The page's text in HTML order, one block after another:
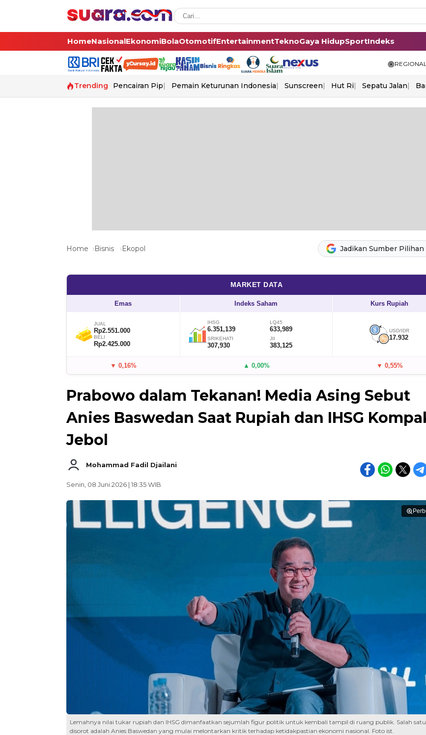
HomeNasionalEkonomiBolaOtomotifEntertainmentTeknoGaya HidupSportIndeks
Trending Pencairan Pip Pemain Keturunan Indonesia Sunscreen Hut Ri Sepatu Jalan
Home Bisnis Ekopol Jadikan Sumber Pilihan
MARKET DATA
Emas Indeks Saham Kurs Rupiah
JUAL
Rp2.551.000
BELI
Rp2.425.000
IHSG
6.351,139
LQ45
633,989
SRIKEHATI
307,930
JII
383,125
USD/IDR
17.932
▼ 0,16% ▲ 0,00% ▼ 0,55%
Prabowo dalam Tekanan! Media Asing Sebut
Anies Baswedan Saat Rupiah dan IHSG
Jebol
Mohammad Fadil Djailani
Senin, 08 Juni 2026 | 18:35 WIB
Lemahnya nilai tukar rupiah dan IHSG dimanfaatkan sejumlah figur politik untuk kembali tampil di ruang publik. Salah
disorot adalah Anies Baswedan yang mulai melontarkan kritik terhadap ketidakpastian ekonomi nasional. Foto ist.